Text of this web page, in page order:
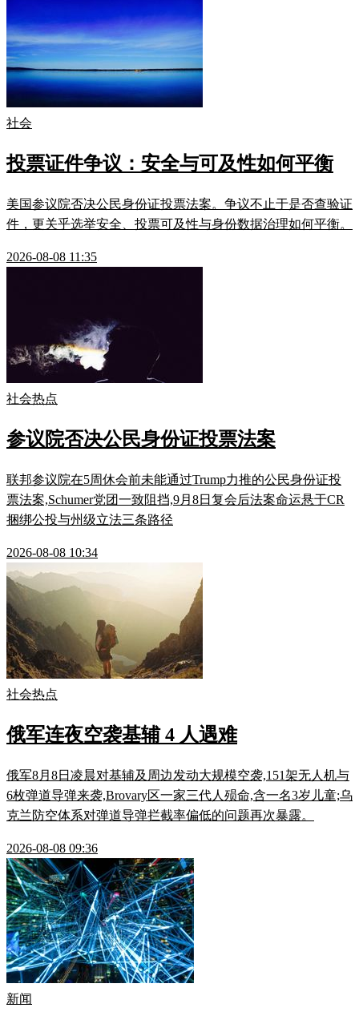
社会
投票证件争议：安全与可及性如何平衡
美国参议院否决公民身份证投票法案。争议不止于是否查验证
件，更关乎选举安全、投票可及性与身份数据治理如何平衡。
2026-08-08 11:35
社会热点
参议院否决公民身份证投票法案
联邦参议院在5周休会前未能通过Trump力推的公民身份证投
票法案,Schumer党团一致阻挡,9月8日复会后法案命运悬于CR
捆绑公投与州级立法三条路径
2026-08-08 10:34
社会热点
俄军连夜空袭基辅 4 人遇难
俄军8月8日凌晨对基辅及周边发动大规模空袭,151架无人机与
6枚弹道导弹来袭,Brovary区一家三代人殒命,含一名3岁儿童;乌
克兰防空体系对弹道导弹拦截率偏低的问题再次暴露。
2026-08-08 09:36
新闻